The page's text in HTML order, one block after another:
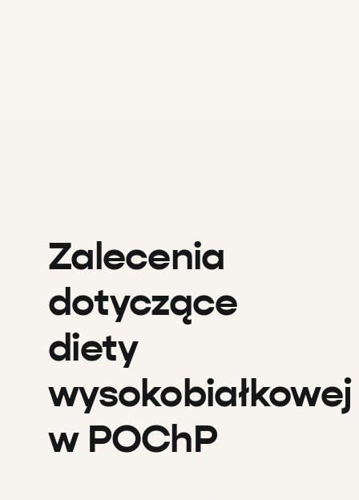
Zalecenia
dotyczące
diety
wysokobiałkowej
w POChP